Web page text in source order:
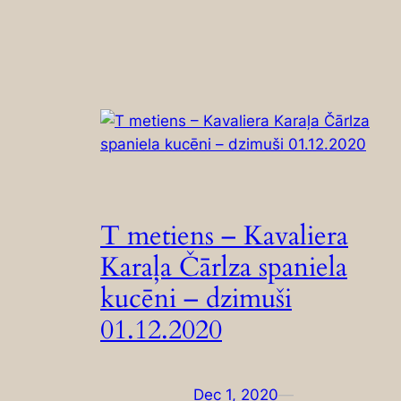
T metiens – Kavaliera
Karaļa Čārlza spaniela
kucēni – dzimuši
01.12.2020
Dec 1, 2020—